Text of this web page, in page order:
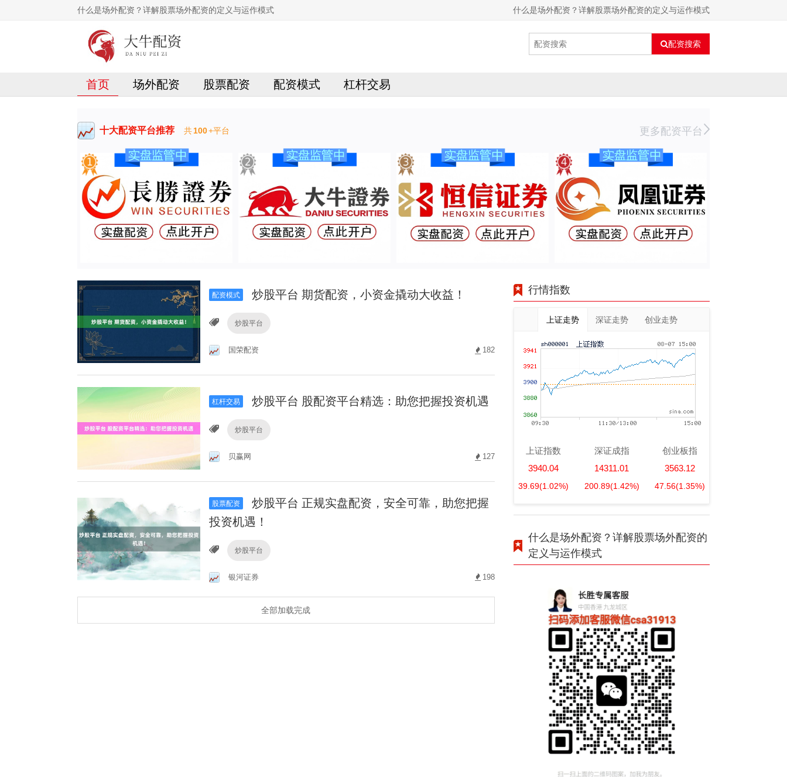
什么是场外配资？详解股票场外配资的定义与运作模式 什么是场外配资？详解股票场外配资的定义与运作模式
配资搜索
首页 场外配资 股票配资 配资模式 杠杆交易
十大配资平台推荐 共100+平台 更多配资平台
配资模式 炒股平台 期货配资，小资金撬动大收益！
炒股平台
国荣配资 182
杠杆交易 炒股平台 股配资平台精选：助您把握投资机遇
炒股平台
贝赢网 127
股票配资
炒股平台 正规实盘配资，安全可靠，助您把握
投资机遇！
炒股平台
银河证券 198
全部加载完成
行情指数
上证走势 深证走势 创业走势
上证指数
3940.04
39.69(1.02%)
深证成指
14311.01
200.89(1.42%)
创业板指
3563.12
47.56(1.35%)
什么是场外配资？详解股票场外配资的
定义与运作模式